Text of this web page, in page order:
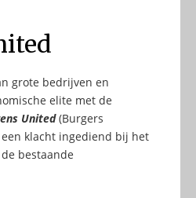
grote bedrijven en
elite met de
United(Burgers
klacht ingediend bij het
bestaande